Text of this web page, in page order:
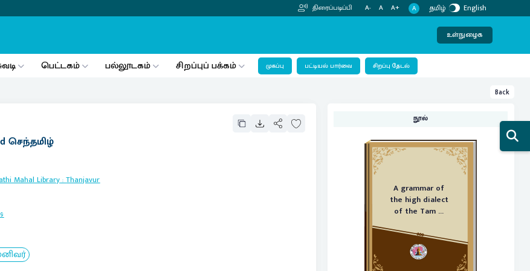
திரைப்படிப்பி A- A A+ A தமிழ் English
உள்நுழைக
பெட்டகம் பல்லூடகம் சிறப்புப் பக்கம் முகப்பு பட்டியல் பார்வை சிறப்பு தேடல்
Back
செந்தமிழ்
Mahal Library:Thanjavur
நூல்
A grammar of
the high dialect
of the Tam ...